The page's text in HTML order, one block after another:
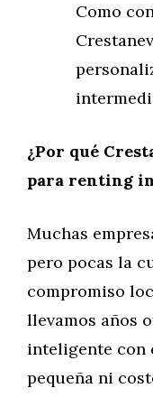
Como
¿Por qué
para renting
Muchas
pero pocas la
compromiso
llevamos años
inteligente con
pequeña ni